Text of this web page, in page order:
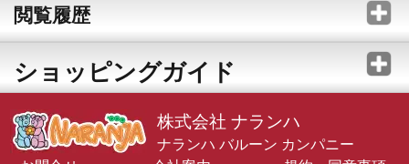
閲覧履歴
ショッピングガイド
株式会社 ナランハ
ナランハ バルーン カンパニー